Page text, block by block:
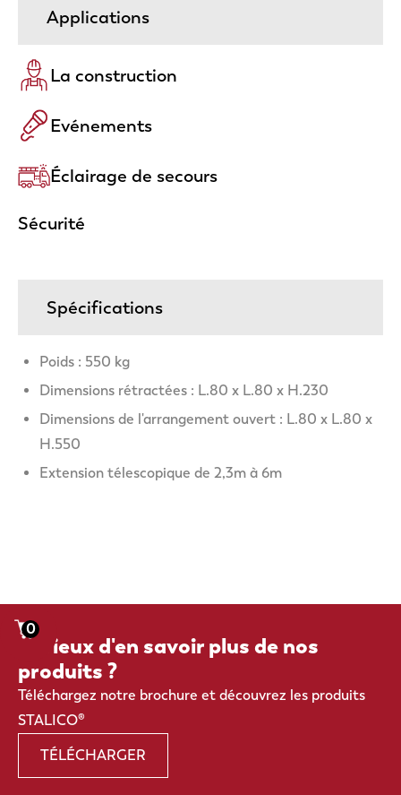
Applications
La construction
Evénements
Éclairage de secours
Sécurité
Spécifications
Poids : 550 kg
Dimensions rétractées : L.80 x L.80 x H.230
Dimensions de l'arrangement ouvert : L.80 x L.80 x
H.550
Extension télescopique de 2,3m à 6m
0
Curieux d'en savoir plus de nos
produits ?
Téléchargez notre brochure et découvrez les produits
STALICO®
TÉLÉCHARGER